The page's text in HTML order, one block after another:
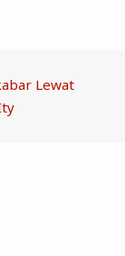
Lewat